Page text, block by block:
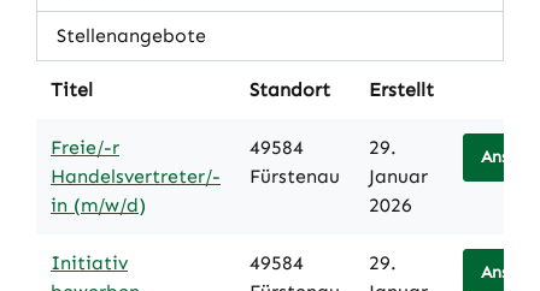
Stellenangebote
Titel Standort Erstellt
Freie/-r
Handelsvertreter/-
in (m/w/d)
49584
Fürstenau
29.
Januar
2026
Initiativ
49584
29.